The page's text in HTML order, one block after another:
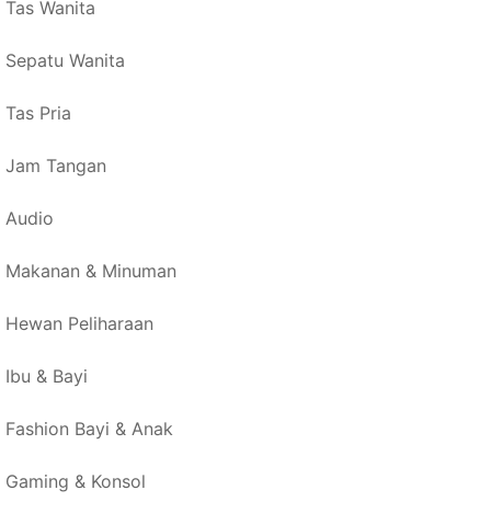
Tas Wanita
Sepatu Wanita
Tas Pria
Jam Tangan
Audio
Makanan & Minuman
Hewan Peliharaan
Ibu & Bayi
Fashion Bayi & Anak
Gaming & Konsol